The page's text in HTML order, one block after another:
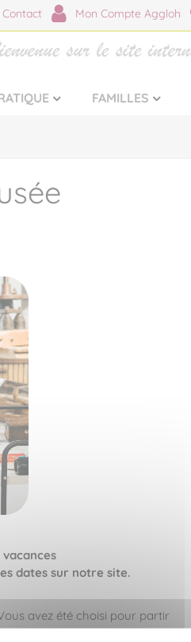
Contact Mon Compte Aggloh
FAMILLES
dates sur notre site.
avez été choisi pour partir
du vignoble nantais.